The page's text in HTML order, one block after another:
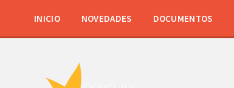
INICIO NOVEDADES DOCUMENTOS